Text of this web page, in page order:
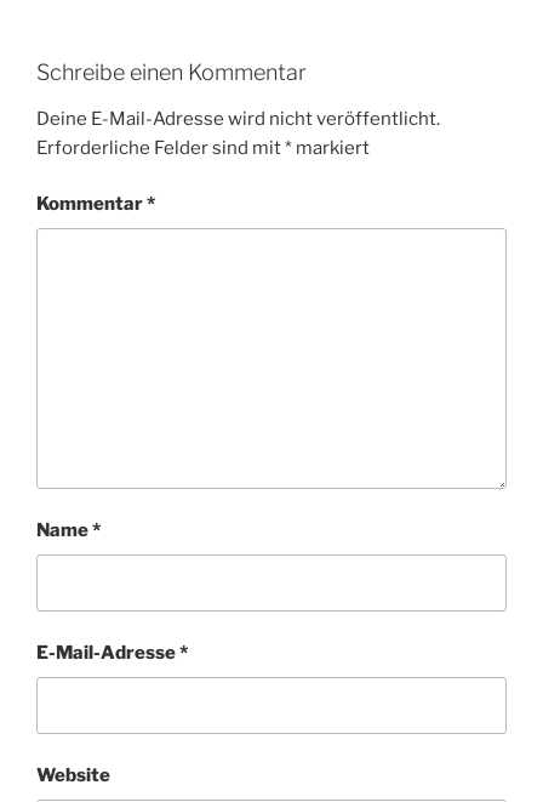
Schreibe einen Kommentar
Deine E-Mail-Adresse wird nicht veröffentlicht.
Erforderliche Felder sind mit* markiert
Kommentar*
Name*
E-Mail-Adresse*
Website